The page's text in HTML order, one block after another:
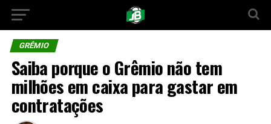
GRÊMIO
Saiba porque o Grêmio não tem
milhões em caixa para gastar em
contratações